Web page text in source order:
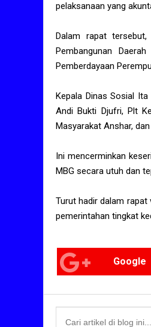
pelaksanaan yang
Dalam rapat
Pembangunan
Pemberdayaan
Kepala Dinas Sosial Ita
Andi Bukti Djufri, Plt
Masyarakat Anshar,
Ini mencerminkan
MBG secara utuh dan
Turut hadir dalam
pemerintahan tingkat
Google